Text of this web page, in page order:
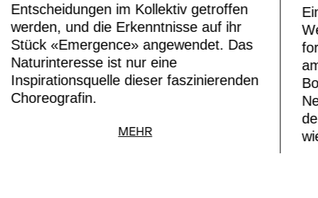
Entscheidungen im Kollektiv getroffen
werden, und die Erkenntnisse auf ihr
Stück «Emergence» angewendet. Das
Naturinteresse ist nur eine
Inspirationsquelle dieser faszinierenden
Choreografin.
MEHR